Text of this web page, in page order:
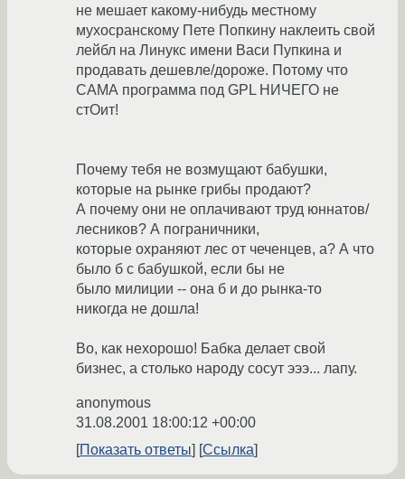
не мешает какому-нибудь местному
мухосранскому Пете Попкину наклеить свой
лейбл на Линукс имени Васи Пупкина и
продавать дешевле/дороже. Потому что
САМА программа под GPL НИЧЕГО не
стОит!
Почему тебя не возмущают бабушки,
которые на рынке грибы продают?
А почему они не оплачивают труд юннатов/
лесников? А пограничники,
которые охраняют лес от чеченцев, а? А что
было б с бабушкой, если бы не
было милиции -- она б и до рынка-то
никогда не дошла!
Во, как нехорошо! Бабка делает свой
бизнес, а столько народу сосут эээ... лапу.
anonymous
31.08.2001 18:00:12 +00:00
Показать ответы
Ссылка